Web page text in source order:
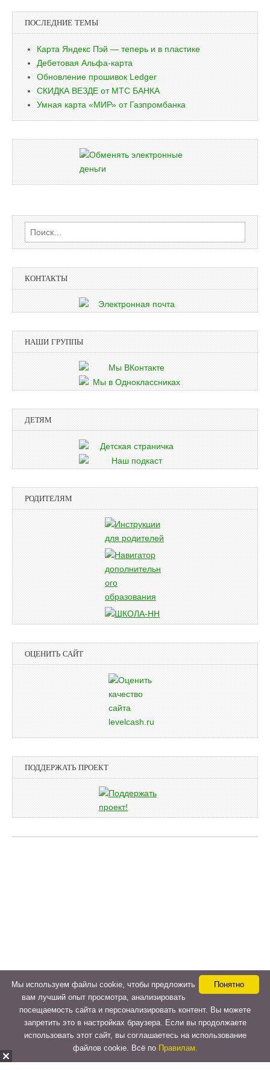
ПОСЛЕДНИЕ ТЕМЫ
Карта Яндекс Пэй — теперь и в пластике
Дебетовая Альфа-карта
Обновление прошивок Ledger
СКИДКА ВЕЗДЕ от МТС БАНКА
Умная карта «МИР» от Газпромбанка
Найти:
КОНТАКТЫ
НАШИ ГРУППЫ
ДЕТЯМ
РОДИТЕЛЯМ
ОЦЕНИТЬ САЙТ
ПОДДЕРЖАТЬ ПРОЕКТ
Понятно
Мы используем файлы cookie, чтобы предложить
вам лучший опыт просмотра, анализировать
посещаемость сайта и персонализировать контент. Вы можете
запретить это в настройках браузера. Если вы продолжаете
использовать этот сайт, вы соглашаетесь на использование
файлов cookie. Всё по Правилам.